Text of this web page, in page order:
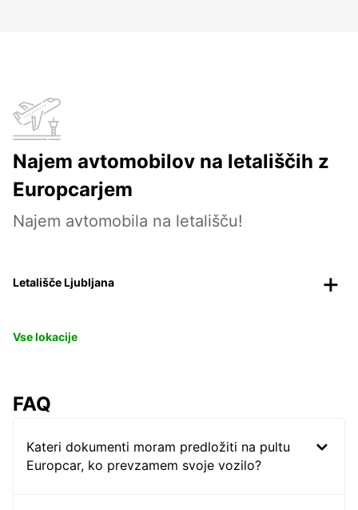
Najem avtomobilov na letališčih z
Europcarjem
Najem avtomobila na letališču!
Letališče Ljubljana
Vse lokacije
FAQ
Kateri dokumenti moram predložiti na pultu
Europcar, ko prevzamem svoje vozilo?